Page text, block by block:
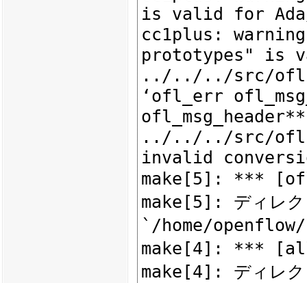
is valid for
cc1plus:
prototypes" is
../../../src/
‘ofl_err
../../../src/oflib/
invalid
make[5]: ***
make[5]: ディレク
`/home/
make[4]: ***
make[4]: ディレク